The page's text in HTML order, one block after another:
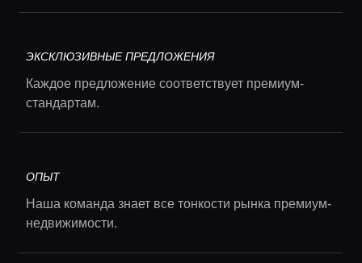
Главная
ЭКСКЛЮЗИВНЫЕ ПРЕДЛОЖЕНИЯ
Каждое предложение соответствует премиум-
стандартам.
ОПЫТ
Наша команда знает все тонкости рынка премиум-
недвижимости.